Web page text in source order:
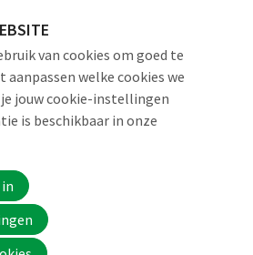
Word nu lid
van cookies om goed te
welke cookies we
jouw cookie-instellingen
is beschikbaar in onze